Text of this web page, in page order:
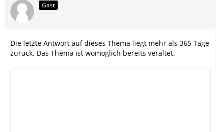
Gast
Die letzte Antwort auf dieses Thema liegt mehr als 365 Tage
zurück. Das Thema ist womöglich bereits veraltet.